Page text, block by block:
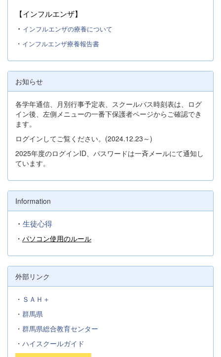
【インフルエンザ】
・ インフルエンザの療養について
・ インフルエンザ療養報告書
お知らせ
各学年通信、月別行事予定表、スクールバス時刻表は、ログ
イン後、左側メニューの一番下保護者ページからご確認でき
ます。
ログインしてご覧ください。(2024.12.23～)
2025年度のログインID、パスワードは一斉メールにて通知し
ています。
Information
・ 生徒心得
・ パソコン使用のルール
外部リンク
・ ＳＡＨ＋
・ 群馬県
・ 群馬県総合教育センター
・ ハイスクールガイド